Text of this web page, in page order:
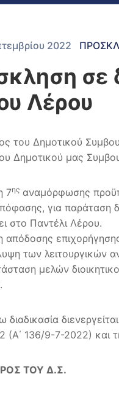
2022
σε
Λέρου
του Δημοτικού
Δημοτικού μας
7ης αναμόρφωσης
για παράταση
στο Παντέλι Λέρου.
απόδοσης
των λειτουργικών
μελών
διαδικασία
(Α΄ 136/9-7-2022) και
ΤΟΥ